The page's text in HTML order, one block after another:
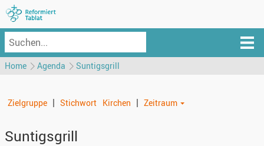
Home Agenda Suntigsgrill
Zielgruppe | Stichwort Kirchen | Zeitraum
Suntigsgrill